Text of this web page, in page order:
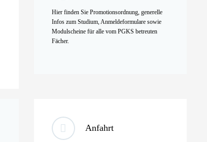
Hier finden Sie Promotionsordnung, generelle
Infos zum Studium, Anmeldeformulare sowie
Modulscheine für alle vom PGKS betreuten
Fächer.
Anfahrt